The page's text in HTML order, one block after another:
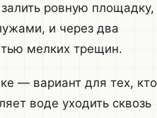
ровную площадку,
и через два
мелких трещин.
— вариант для тех, кто
воде уходить сквозь